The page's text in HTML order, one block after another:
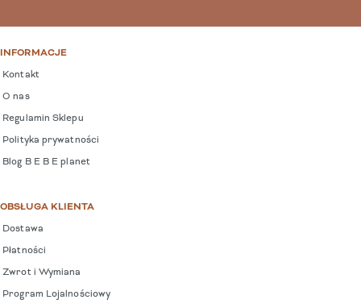
INFORMACJE
Kontakt
O nas
Regulamin Sklepu
Polityka prywatności
Blog B E B E planet
OBSŁUGA KLIENTA
Dostawa
Płatności
Zwrot i Wymiana
Program Lojalnościowy